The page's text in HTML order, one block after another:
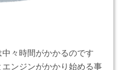
々時間がかかるのです
ンジンがかかり始める事